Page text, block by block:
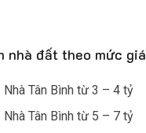
nhà đất theo mức giá
Nhà Tân Bình từ 3 – 4 tỷ
Nhà Tân Bình từ 5 – 7 tỷ